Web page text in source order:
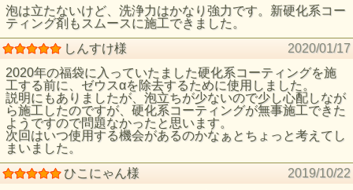
泡は立たないけど、洗浄力はかなり強力です。新硬化系コー
ティング剤もスムースに施工できました。
しんすけ様
2020/01/17
2020年の福袋に入っていたました硬化系コーティングを施
工する前に、ゼウスαを除去するために使用しました。
説明にもありましたが、泡立ちが少ないので少し心配しなが
ら施工したのですが、硬化系コーティングが無事施工できた
ようですので問題なかったと思います。
次回はいつ使用する機会があるのかなぁとちょっと考えてし
まいました。
ひこにゃん様
2019/10/22